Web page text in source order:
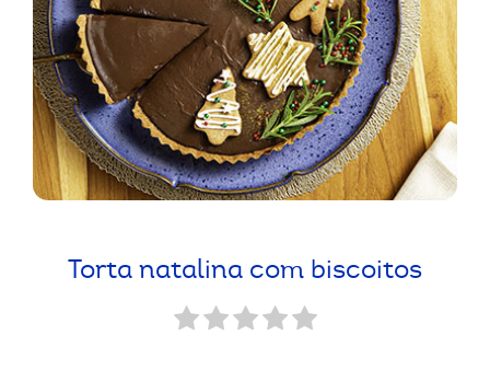
Torta natalina com biscoitos